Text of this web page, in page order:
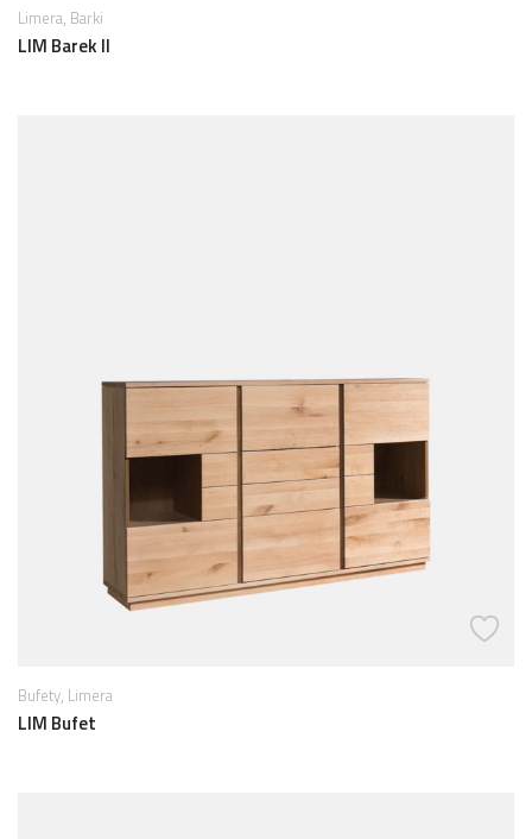
Limera, Barki
LIM Barek II
Bufety, Limera
LIM Bufet